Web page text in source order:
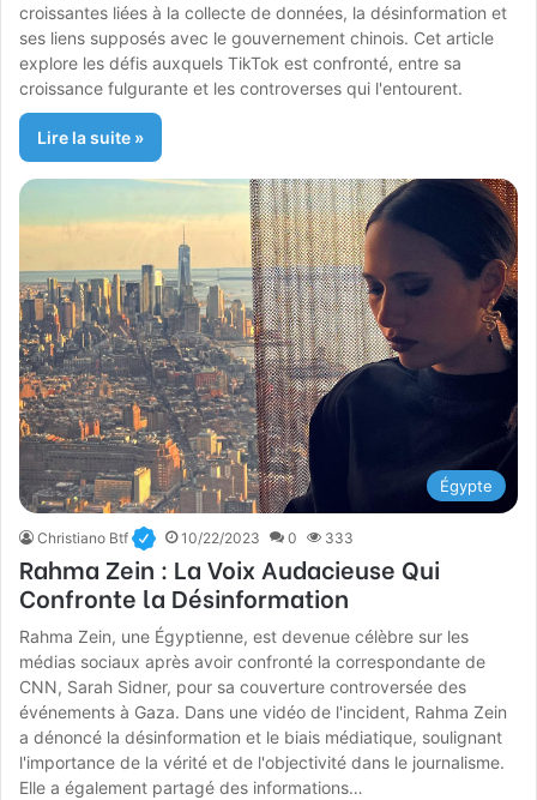
croissantes liées à la collecte de données, la désinformation et
ses liens supposés avec le gouvernement chinois. Cet article
explore les défis auxquels TikTok est confronté, entre sa
croissance fulgurante et les controverses qui l'entourent.
Lire la suite »
Égypte
Christiano Btf 10/22/2023 0 333
Rahma Zein : La Voix Audacieuse Qui
Confronte la Désinformation
Rahma Zein, une Égyptienne, est devenue célèbre sur les
médias sociaux après avoir confronté la correspondante de
CNN, Sarah Sidner, pour sa couverture controversée des
événements à Gaza. Dans une vidéo de l'incident, Rahma Zein
a dénoncé la désinformation et le biais médiatique, soulignant
l'importance de la vérité et de l'objectivité dans le journalisme.
Elle a également partagé des informations…